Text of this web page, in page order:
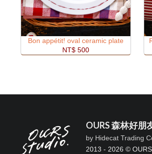
Bon appétit! oval ceramic plate
NT$ 500
OURS 森林好朋
by Hidecat Trading
2013 - 2026 ©